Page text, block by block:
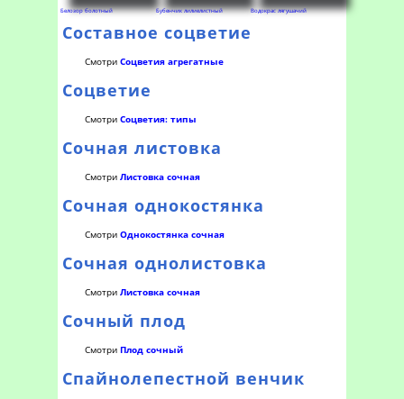
Белозор болотный Бубенчик лилиелистный Водокрас лягушачий
Составное соцветие
Смотри Соцветия агрегатные
Соцветие
Смотри Соцветия: типы
Сочная листовка
Смотри Листовка сочная
Сочная однокостянка
Смотри Однокостянка сочная
Сочная однолистовка
Смотри Листовка сочная
Сочный плод
Смотри Плод сочный
Спайнолепестной венчик